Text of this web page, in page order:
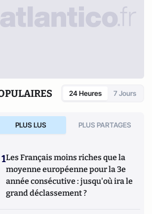
24 Heures 7 Jours
PLUS LUS PLUS PARTAGES
1Les Français moins riches que la
moyenne européenne pour la 3e
année consécutive : jusqu'où ira le
grand déclassement ?